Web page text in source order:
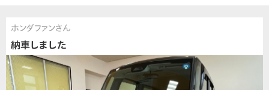
ホンダファンさん
納車しました